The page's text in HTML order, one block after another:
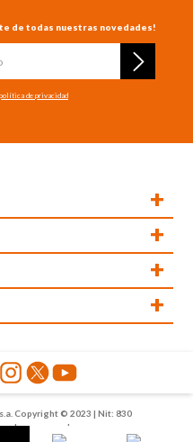
de todas nuestras novedades!
política de privacidad
+
+
+
+
Copyright © 2023 | Nit: 830
reservados